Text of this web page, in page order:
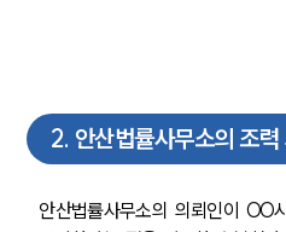
2. 안산법률사무소의 조력
안산법률사무소의 의뢰인이 OO